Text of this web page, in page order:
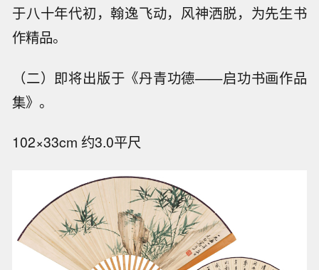
于八十年代初，翰逸飞动，风神洒脱，为先生书
作精品。
（二）即将出版于《丹青功德——启功书画作品
集》。
102×33cm 约3.0平尺